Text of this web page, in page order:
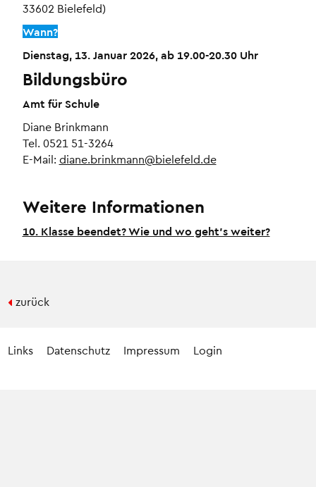
33602 Bielefeld)
Wann?
Dienstag, 13. Januar 2026, ab 19.00-20.30 Uhr
Bildungsbüro
Amt für Schule
Diane Brinkmann
Tel. 0521 51-3264
E-Mail: diane.brinkmann@bielefeld.de
Weitere Informationen
10. Klasse beendet? Wie und wo geht’s weiter?
zurück
Links Datenschutz Impressum Login